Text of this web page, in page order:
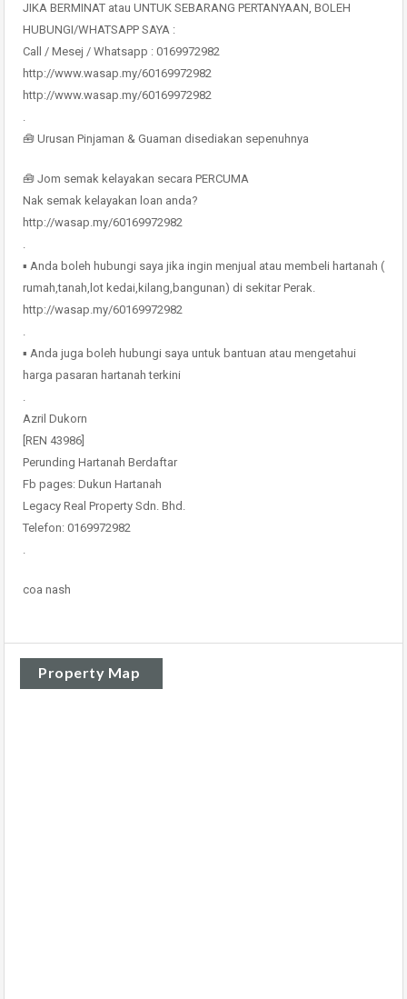
JIKA BERMINAT atau UNTUK SEBARANG PERTANYAAN, BOLEH
HUBUNGI/WHATSAPP SAYA :
Call / Mesej / Whatsapp : 0169972982
http://www.wasap.my/60169972982
http://www.wasap.my/60169972982
.
🧰 Urusan Pinjaman & Guaman disediakan sepenuhnya
🧰 Jom semak kelayakan secara PERCUMA
Nak semak kelayakan loan anda?
http://wasap.my/60169972982
.
▪ Anda boleh hubungi saya jika ingin menjual atau membeli hartanah (
rumah,tanah,lot kedai,kilang,bangunan) di sekitar Perak.
http://wasap.my/60169972982
.
▪ Anda juga boleh hubungi saya untuk bantuan atau mengetahui
harga pasaran hartanah terkini
.
Azril Dukorn
[REN 43986]
Perunding Hartanah Berdaftar
Fb pages: Dukun Hartanah
Legacy Real Property Sdn. Bhd.
Telefon: 0169972982
.
coa nash
Property Map